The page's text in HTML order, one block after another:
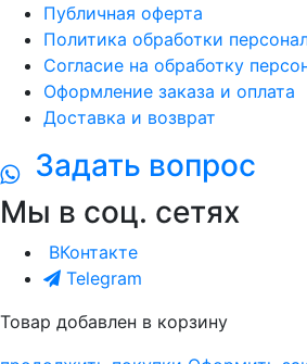
Публичная оферта
Политика обработки
Согласие на обработку
Оформление заказа и оплата
Доставка и возврат
Задать вопрос
Мы в соц. сетях
ВКонтакте
Telegram
Товар добавлен в корзину